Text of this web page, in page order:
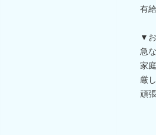
有
▼
急
家
厳
頑